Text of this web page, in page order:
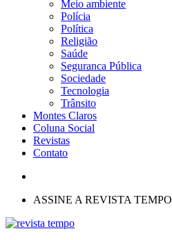
Meio ambiente
Polícia
Política
Religião
Saúde
Seguranca Pública
Sociedade
Tecnologia
Trânsito
Montes Claros
Coluna Social
Revistas
Contato
ASSINE A REVISTA TEMPO